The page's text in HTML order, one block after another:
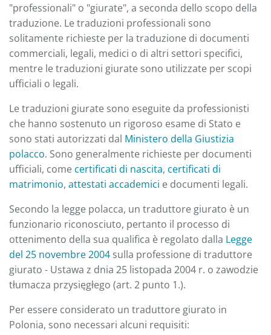
"professionali" o "giurate", a seconda dello scopo della
traduzione. Le traduzioni professionali sono
solitamente richieste per la traduzione di documenti
commerciali, legali, medici o di altri settori specifici,
mentre le traduzioni giurate sono utilizzate per scopi
ufficiali o legali.
Le traduzioni giurate sono eseguite da professionisti
che hanno sostenuto un rigoroso esame di Stato e
sono stati autorizzati dal Ministero della Giustizia
polacco. Sono generalmente richieste per documenti
ufficiali, come certificati di nascita, certificati di
matrimonio, attestati accademici e documenti legali.
Secondo la legge polacca, un traduttore giurato è un
funzionario riconosciuto, pertanto il processo di
ottenimento della sua qualifica è regolato dalla Legge
del 25 novembre 2004 sulla professione di traduttore
giurato - Ustawa z dnia 25 listopada 2004 r. o zawodzie
tłumacza przysięgłego (art. 2 punto 1.).
Per essere considerato un traduttore giurato in
Polonia, sono necessari alcuni requisiti: